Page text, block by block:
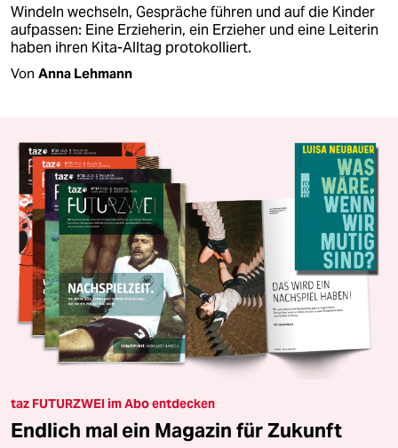
Windeln wechseln, Gespräche führen und auf die Kinder
aufpassen: Eine Erzieherin, ein Erzieher und eine Leiterin
haben ihren Kita-Alltag protokolliert.
Von Anna Lehmann
taz FUTURZWEI im Abo entdecken
Endlich mal ein Magazin für Zukunft